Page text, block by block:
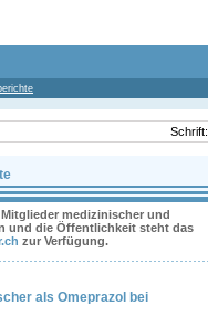
Schrift:
medizinischer und
und die Öffentlichkeit steht das
zur Verfügung.
als Omeprazol bei